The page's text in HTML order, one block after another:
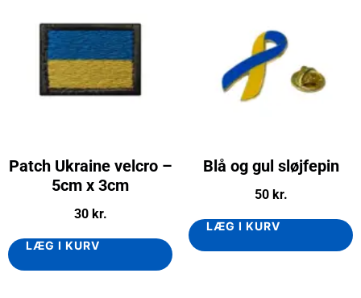
Patch Ukraine velcro –
5cm x 3cm
30 kr.
LÆG I KURV
Blå og gul sløjfepin
50 kr.
LÆG I KURV